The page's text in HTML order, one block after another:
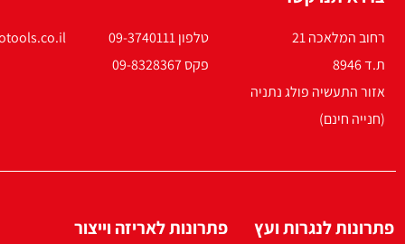
רחוב המלאכה 21
ת.ד 8946
אזור התעשיה פולג נתניה
(חנייה חינם)
טלפון 09-3740111
פקס 09-8328367
פתרונות לנגרות ועץ
פתרונות לאריזה וייצור